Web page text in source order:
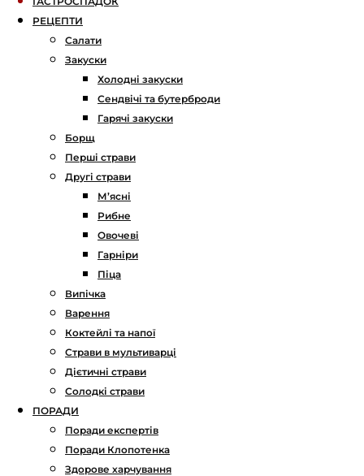
РЕЦЕПТИ
Салати
Закуски
Холодні закуски
Сендвічі та бутерброди
Гарячі закуски
Борщ
Перші страви
Другі страви
М’ясні
Рибне
Овочеві
Гарніри
Піца
Випічка
Варення
Коктейлі та напої
Страви в мультиварці
Дієтичні страви
Солодкі страви
ПОРАДИ
Поради експертів
Поради Клопотенка
Здорове харчування